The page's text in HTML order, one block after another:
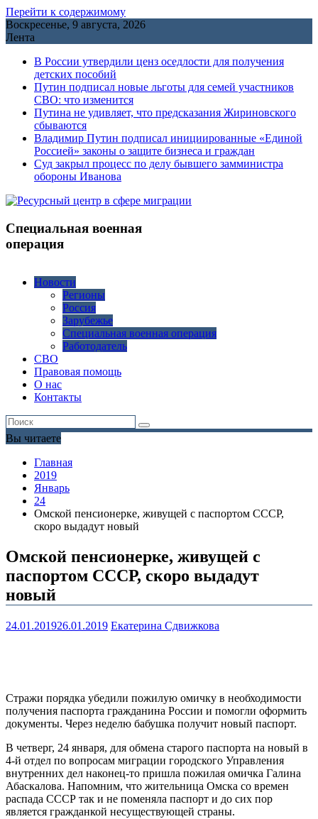
Перейти к содержимому
Воскресенье, 9 августа, 2026
Лента
В России утвердили ценз оседлости для получения
детских пособий
Путин подписал новые льготы для семей участников
СВО: что изменится
Путина не удивляет, что предсказания Жириновского
сбываются
Владимир Путин подписал инициированные «Единой
Россией» законы о защите бизнеса и граждан
Cуд закрыл процесс по делу бывшего замминистра
обороны Иванова
Специальная военная
операция
Новости
Регионы
Россия
Зарубежье
Специальная военная операция
Работодатель
СВО
Правовая помощь
О нас
Контакты
Вы читаете
Главная
2019
Январь
24
Омской пенсионерке, живущей с паспортом СССР,
скоро выдадут новый
Омской пенсионерке, живущей с
паспортом СССР, скоро выдадут
новый
24.01.201926.01.2019 Екатерина Сдвижкова
Стражи порядка убедили пожилую омичку в необходимости
получения паспорта гражданина России и помогли оформить
документы. Через неделю бабушка получит новый паспорт.
В четверг, 24 января, для обмена старого паспорта на новый в
4-й отдел по вопросам миграции городского Управления
внутренних дел наконец-то пришла пожилая омичка Галина
Абаскалова. Напомним, что жительница Омска со времен
распада СССР так и не поменяла паспорт и до сих пор
является гражданкой несуществующей страны.